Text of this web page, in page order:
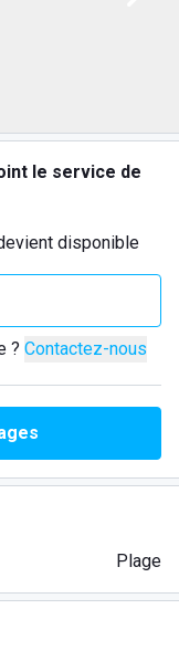
le service de
disponible
? Contactez-nous
Plage